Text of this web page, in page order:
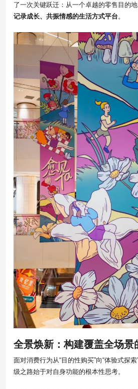
了一次关键跃迁：从一个卓越的零售目的
记录成长、共振情感的生活方式平台 。
全景焕新：构建覆盖全场景
面对消费行为从“目的性购买”向“体验式探
级之路始于对自身功能的根本性思考。